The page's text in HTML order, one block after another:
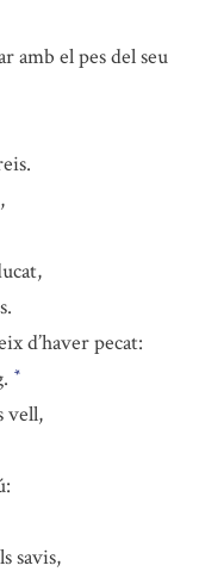
amb el pes del seu
d’haver pecat:
*
vell,
savis,